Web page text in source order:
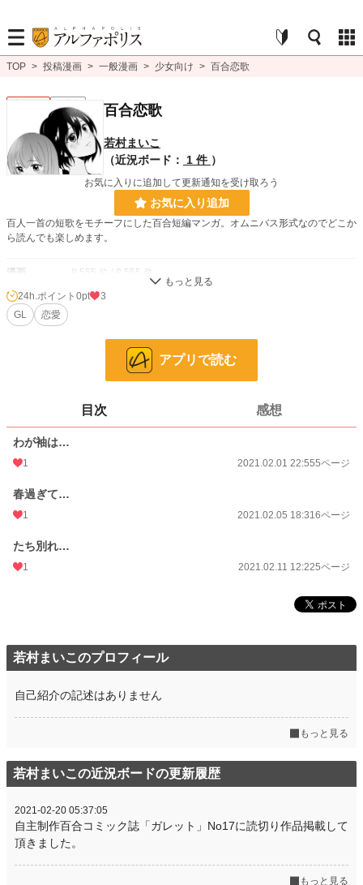
TOP > 投稿漫画 > 一般漫画 > 少女向け > 百合恋歌
百合恋歌
若村まいこ
（近況ボード：
1 件 ）
お気に入りに追加して更新通知を受け取ろう
お気に入り追加
百人一首の短歌をモチーフにした百合短編マンガ。オムニバス形式なのでどこか
ら読んでも楽しめます。
漫画 8,555 位 / 8,555 件
少女向け 1,155 位 / 1,155 件
お気に入り
2021.02.11 12:22
初回公開日時
月間ポイント
24h.ポイント 0pt
3
GL
恋愛
アプリで読む
目次 感想
わが袖は…
1 2021.02.01 22:555ページ
春過ぎて…
1 2021.02.05 18:316ページ
たち別れ…
1 2021.02.11 12:225ページ
若村まいこのプロフィール
自己紹介の記述はありません
もっと見る
若村まいこの近況ボードの更新履歴
2021-02-20 05:37:05
自主制作百合コミック誌「ガレット」No17に読切り作品掲載して
頂きました。
もっと見る